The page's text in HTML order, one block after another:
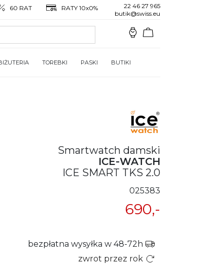
60 RAT RATY 10x0%
22 46 27 965
butik@swiss.eu
TOREBKI PASKI BUTIKI
Smartwatch damski
ICE-WATCH
ICE SMART TKS 2.0
025383
690,-
bezpłatna wysyłka w 48-72h
zwrot przez rok